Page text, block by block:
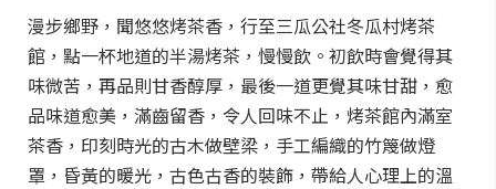
漫步鄉野，聞悠悠烤茶香，行至三瓜公社冬瓜村烤茶
館，點一杯地道的半湯烤茶，慢慢飲。初飲時會覺得其
味微苦，再品則甘香醇厚，最後一道更覺其味甘甜，愈
品味道愈美，滿齒留香，令人回味不止，烤茶館內滿室
茶香，印刻時光的古木做壁梁，手工編織的竹篾做燈
罩，昏黃的暖光，古色古香的裝飾，帶給人心理上的溫